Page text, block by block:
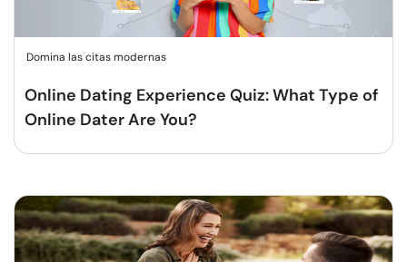
Domina las citas modernas
Online Dating Experience Quiz: What Type of
Online Dater Are You?